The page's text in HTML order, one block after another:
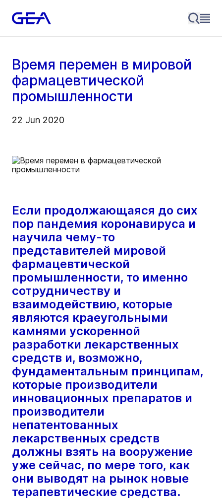
Время перемен в мировой
фармацевтической
промышленности
22 Jun 2020
Если продолжающаяся до сих
пор пандемия коронавируса и
научила чему-то
представителей мировой
фармацевтической
промышленности, то именно
сотрудничеству и
взаимодействию, которые
являются краеугольными
камнями ускоренной
разработки лекарственных
средств и, возможно,
фундаментальным принципам,
которые производители
инновационных препаратов и
производители
непатентованных
лекарственных средств
должны взять на вооружение
уже сейчас, по мере того, как
они выводят на рынок новые
терапевтические средства.